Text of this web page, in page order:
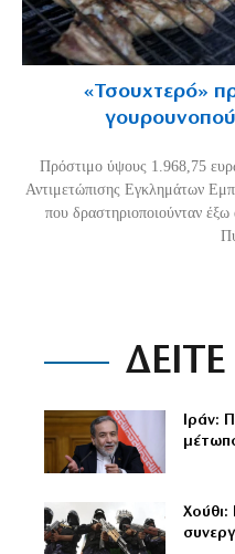
«Τσουχτερό»
Πρόστιμο ύψους 1.968,75
Αντιμετώπισης Εγκλημάτων
που δραστηριοποιούνταν
Ιράν:
Χούθι: